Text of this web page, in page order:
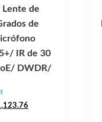
Lente de
de
IR de 30
DWDR/